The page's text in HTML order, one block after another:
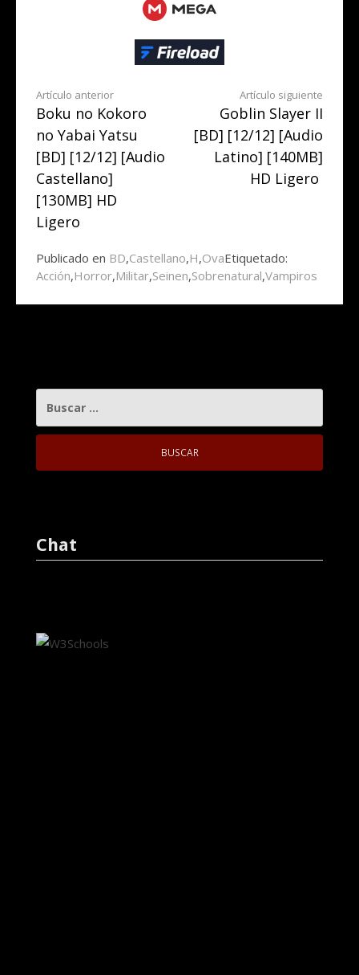
Seguir
leyendo
Artículo anterior
Boku no Kokoro
no Yabai Yatsu
[BD] [12/12] [Audio
Castellano]
[130MB] HD
Ligero
Artículo siguiente
Goblin Slayer II
[BD] [12/12] [Audio
Latino] [140MB]
HD Ligero
Publicado en BD,Castellano,H,OvaEtiquetado:
Acción,Horror,Militar,Seinen,Sobrenatural,Vampiros
Chat